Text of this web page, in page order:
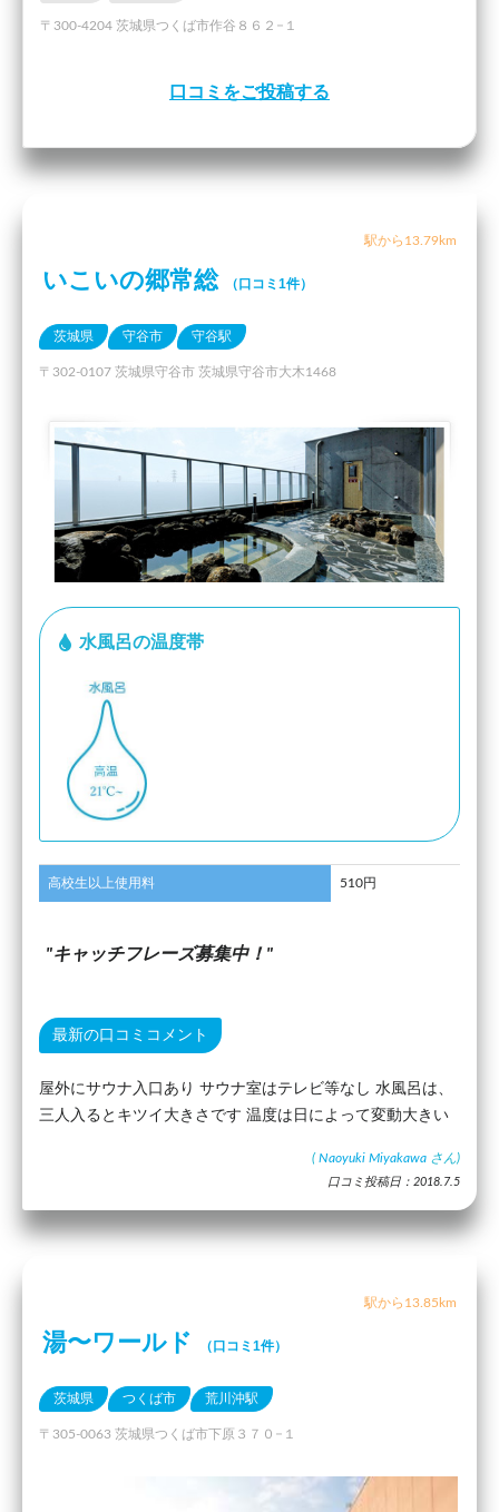
〒300-4204 茨城県つくば市作谷８６２−１
口コミをご投稿する
駅から13.79km
いこいの郷常総 （口コミ1件）
茨城県 守谷市 守谷駅
〒302-0107 茨城県守谷市 茨城県守谷市大木1468
水風呂の温度帯
高校生以上使用料 510円
キャッチフレーズ募集中！
最新の口コミコメント
屋外にサウナ入口あり サウナ室はテレビ等なし 水風呂は、
三人入るとキツイ大きさです 温度は日によって変動大きい
( Naoyuki Miyakawa さん)
口コミ投稿日：2018.7.5
駅から13.85km
湯〜ワールド （口コミ1件）
茨城県 つくば市 荒川沖駅
〒305-0063 茨城県つくば市下原３７０−１